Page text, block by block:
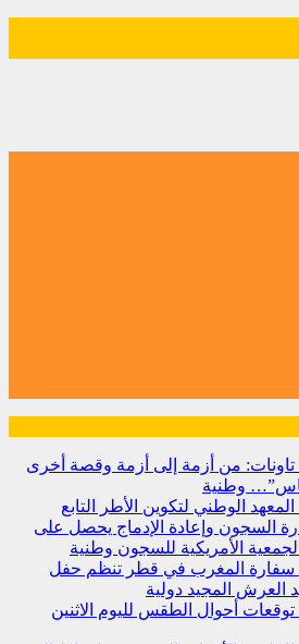
تاونات: من أزمة إلى أزمة وقصة أخرى
وطنية
المعهد الوطني لتكوين الأطر التابع
السجون وإعادة الإدماج يحصل على
الأمريكية للسجون وطنية
سفارة المغرب في قطر تنظم حفل
العرش المجيد دولية
توقعات أحوال الطقس لليوم الاثنين